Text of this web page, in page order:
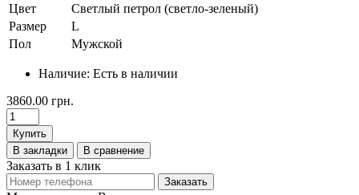
Цвет
Светлый петрол (светло-зеленый)
Размер
L
Пол
Мужской
Наличие: Есть в наличии
3860.00 грн.
Купить
В закладки
В сравнение
Заказать в 1 клик
Заказать